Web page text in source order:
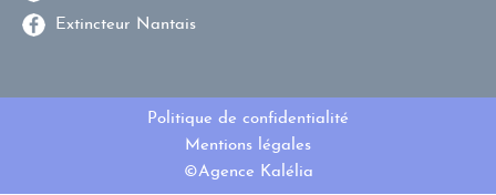
Extincteur Nantais
Politique de confidentialité
Mentions légales
©Agence Kalélia